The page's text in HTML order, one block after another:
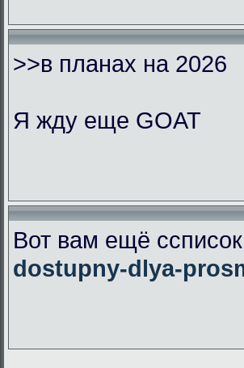
>>в планах на 2026
Я жду еще GOAT
Вот вам ещё
dostupny-dlya-